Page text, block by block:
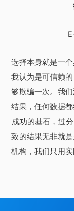
选择本身就是一
我认为是可信赖
够欺骗一次。我
结果，任何数据
成功的基石，过
致的结果无非就
机构，我们只用